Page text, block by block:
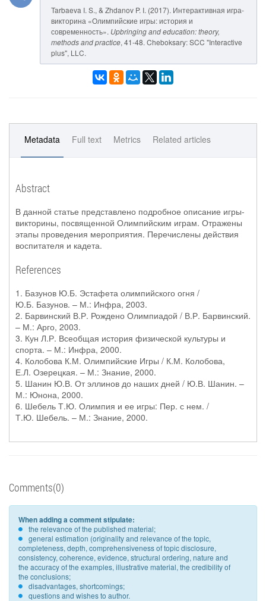
Tarbaeva I. S., & Zhdanov P. I. (2017). Интерактивная игра-
викторина «Олимпийские игры: история и
современность». Upbringing and education: theory,
methods and practice, 41-48. Cheboksary: SCC "Interactive
plus", LLC.
Metadata Full text Metrics Related articles
Abstract
В данной статье представлено подробное описание игры-
викторины, посвященной Олимпийским играм. Отражены
этапы проведения мероприятия. Перечислены действия
воспитателя и кадета.
References
1. Базунов Ю.Б. Эстафета олимпийского огня /
Ю.Б. Базунов. – М.: Инфра, 2003.
2. Барвинский В.Р. Рождено Олимпиадой / В.Р. Барвинский.
– М.: Арго, 2003.
3. Кун Л.Р. Всеобщая история физической культуры и
спорта. – М.: Инфра, 2000.
4. Колобова К.М. Олимпийские Игры / К.М. Колобова,
Е.Л. Озерецкая. – М.: Знание, 2000.
5. Шанин Ю.В. От эллинов до наших дней / Ю.В. Шанин. –
М.: Юнона, 2000.
6. Шебель Т.Ю. Олимпия и ее игры: Пер. с нем. /
Т.Ю. Шебель. – М.: Знание, 2000.
Comments(0)
When adding a comment stipulate:
the relevance of the published material;
general estimation (originality and relevance of the topic,
completeness, depth, comprehensiveness of topic disclosure,
consistency, coherence, evidence, structural ordering, nature and
the accuracy of the examples, illustrative material, the credibility of
the conclusions;
disadvantages, shortcomings;
questions and wishes to author.